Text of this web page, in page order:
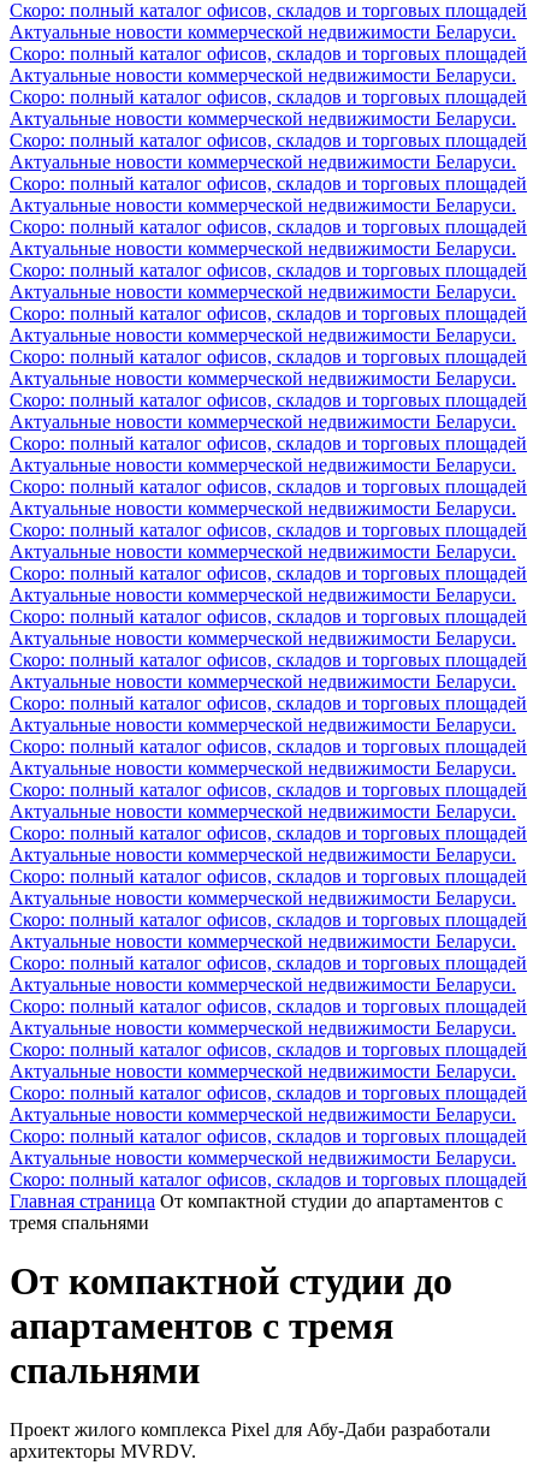
Скоро: полный каталог офисов, складов и торговых площадей
Актуальные новости коммерческой недвижимости Беларуси.
Скоро: полный каталог офисов, складов и торговых площадей
Актуальные новости коммерческой недвижимости Беларуси.
Скоро: полный каталог офисов, складов и торговых площадей
Актуальные новости коммерческой недвижимости Беларуси.
Скоро: полный каталог офисов, складов и торговых площадей
Актуальные новости коммерческой недвижимости Беларуси.
Скоро: полный каталог офисов, складов и торговых площадей
Актуальные новости коммерческой недвижимости Беларуси.
Скоро: полный каталог офисов, складов и торговых площадей
Актуальные новости коммерческой недвижимости Беларуси.
Скоро: полный каталог офисов, складов и торговых площадей
Актуальные новости коммерческой недвижимости Беларуси.
Скоро: полный каталог офисов, складов и торговых площадей
Актуальные новости коммерческой недвижимости Беларуси.
Скоро: полный каталог офисов, складов и торговых площадей
Актуальные новости коммерческой недвижимости Беларуси.
Скоро: полный каталог офисов, складов и торговых площадей
Актуальные новости коммерческой недвижимости Беларуси.
Скоро: полный каталог офисов, складов и торговых площадей
Актуальные новости коммерческой недвижимости Беларуси.
Скоро: полный каталог офисов, складов и торговых площадей
Актуальные новости коммерческой недвижимости Беларуси.
Скоро: полный каталог офисов, складов и торговых площадей
Актуальные новости коммерческой недвижимости Беларуси.
Скоро: полный каталог офисов, складов и торговых площадей
Актуальные новости коммерческой недвижимости Беларуси.
Скоро: полный каталог офисов, складов и торговых площадей
Актуальные новости коммерческой недвижимости Беларуси.
Скоро: полный каталог офисов, складов и торговых площадей
Актуальные новости коммерческой недвижимости Беларуси.
Скоро: полный каталог офисов, складов и торговых площадей
Актуальные новости коммерческой недвижимости Беларуси.
Скоро: полный каталог офисов, складов и торговых площадей
Актуальные новости коммерческой недвижимости Беларуси.
Скоро: полный каталог офисов, складов и торговых площадей
Актуальные новости коммерческой недвижимости Беларуси.
Скоро: полный каталог офисов, складов и торговых площадей
Актуальные новости коммерческой недвижимости Беларуси.
Скоро: полный каталог офисов, складов и торговых площадей
Актуальные новости коммерческой недвижимости Беларуси.
Скоро: полный каталог офисов, складов и торговых площадей
Актуальные новости коммерческой недвижимости Беларуси.
Скоро: полный каталог офисов, складов и торговых площадей
Актуальные новости коммерческой недвижимости Беларуси.
Скоро: полный каталог офисов, складов и торговых площадей
Актуальные новости коммерческой недвижимости Беларуси.
Скоро: полный каталог офисов, складов и торговых площадей
Актуальные новости коммерческой недвижимости Беларуси.
Скоро: полный каталог офисов, складов и торговых площадей
Актуальные новости коммерческой недвижимости Беларуси.
Скоро: полный каталог офисов, складов и торговых площадей
Актуальные новости коммерческой недвижимости Беларуси.
Скоро: полный каталог офисов, складов и торговых площадей
Главная страница От компактной студии до апартаментов с
тремя спальнями
От компактной студии до
апартаментов с тремя
спальнями
Проект жилого комплекса Pixel для Абу-Даби разработали
архитекторы MVRDV.